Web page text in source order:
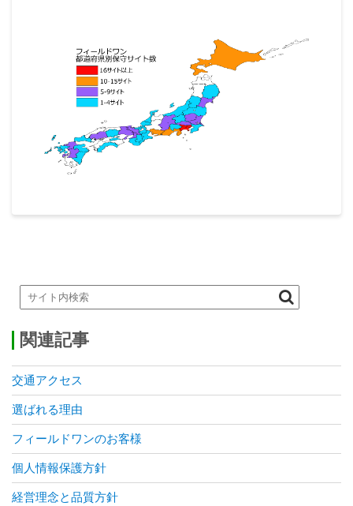
関連記事
交通アクセス
選ばれる理由
フィールドワンのお客様
個人情報保護方針
経営理念と品質方針